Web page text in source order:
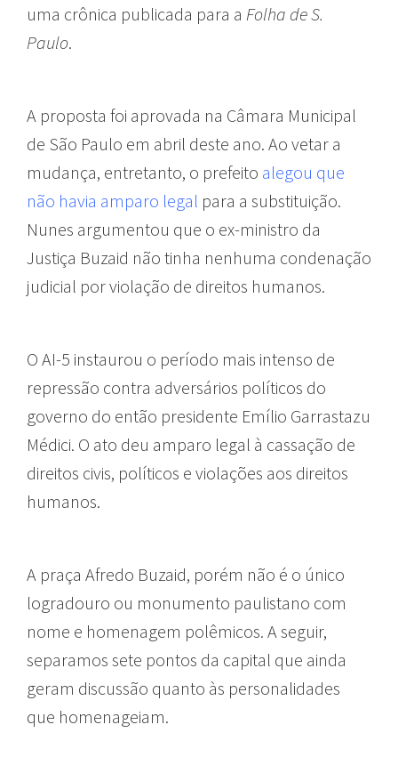
uma crônica publicada para a Folha de S.
Paulo.
A proposta foi aprovada na Câmara Municipal
de São Paulo em abril deste ano. Ao vetar a
mudança, entretanto, o prefeito alegou que
não havia amparo legal para a substituição.
Nunes argumentou que o ex-ministro da
Justiça Buzaid não tinha nenhuma condenação
judicial por violação de direitos humanos.
O AI-5 instaurou o período mais intenso de
repressão contra adversários políticos do
governo do então presidente Emílio Garrastazu
Médici. O ato deu amparo legal à cassação de
direitos civis, políticos e violações aos direitos
humanos.
A praça Afredo Buzaid, porém não é o único
logradouro ou monumento paulistano com
nome e homenagem polêmicos. A seguir,
separamos sete pontos da capital que ainda
geram discussão quanto às personalidades
que homenageiam.